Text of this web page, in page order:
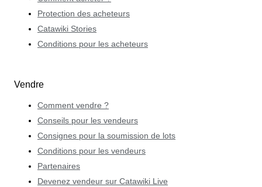
Protection des acheteurs
Catawiki Stories
Conditions pour les acheteurs
Vendre
Comment vendre ?
Conseils pour les vendeurs
Consignes pour la soumission de lots
Conditions pour les vendeurs
Partenaires
Devenez vendeur sur Catawiki Live